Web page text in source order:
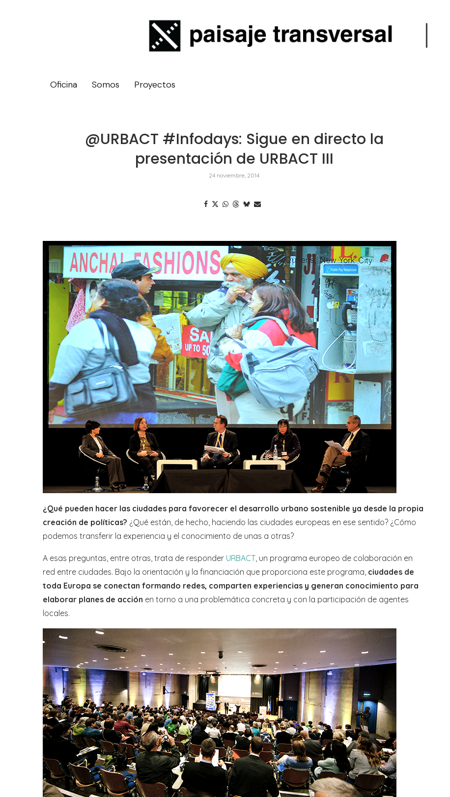
Oficina Somos Proyectos
@URBACT #Infodays: Sigue en directo la
presentación de URBACT III
24 noviembre, 2014
¿Qué pueden hacer las ciudades para favorecer el desarrollo urbano sostenible ya desde la propia
creación de políticas? ¿Qué están, de hecho, haciendo las ciudades europeas en ese sentido? ¿Cómo
podemos transferir la experiencia y el conocimiento de unas a otras?
A esas preguntas, entre otras, trata de responder URBACT , un programa europeo de colaboración en
red entre ciudades. Bajo la orientación y la financiación que proporciona este programa, ciudades de
toda Europa se conectan formando redes, comparten experiencias y generan conocimiento para
elaborar planes de acción en torno a una problemática concreta y con la participación de agentes
locales.